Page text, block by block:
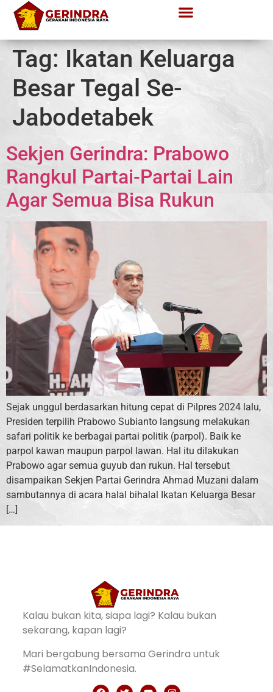
Tag: Ikatan Keluarga
Besar Tegal Se-
Jabodetabek
Sekjen Gerindra: Prabowo
Rangkul Partai-Partai Lain
Agar Semua Bisa Rukun
Sejak unggul berdasarkan hitung cepat di Pilpres 2024 lalu,
Presiden terpilih Prabowo Subianto langsung melakukan
safari politik ke berbagai partai politik (parpol). Baik ke
parpol kawan maupun parpol lawan. Hal itu dilakukan
Prabowo agar semua guyub dan rukun. Hal tersebut
disampaikan Sekjen Partai Gerindra Ahmad Muzani dalam
sambutannya di acara halal bihalal Ikatan Keluarga Besar
[…]
Kalau bukan kita, siapa lagi? Kalau bukan
sekarang, kapan lagi?
Mari bergabung bersama Gerindra untuk
#SelamatkanIndonesia.